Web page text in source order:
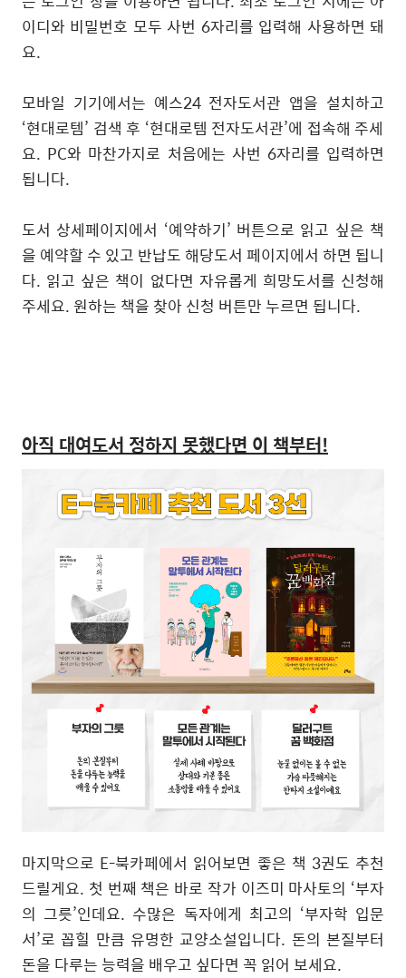
이디와 비밀번호 모두 사번 6자리를 입력해 사용하면 돼
요.
모바일 기기에서는 예스24 전자도서관 앱을 설치하고
‘현대로템’ 검색 후 ‘현대로템 전자도서관’에 접속해 주세
요. PC와 마찬가지로 처음에는 사번 6자리를 입력하면
됩니다.
도서 상세페이지에서 ‘예약하기’ 버튼으로 읽고 싶은 책
을 예약할 수 있고 반납도 해당도서 페이지에서 하면 됩니
다. 읽고 싶은 책이 없다면 자유롭게 희망도서를 신청해
주세요. 원하는 책을 찾아 신청 버튼만 누르면 됩니다.
아직 대여도서 정하지 못했다면 이 책부터!
마지막으로 E-북카페에서 읽어보면 좋은 책 3권도 추천
드릴게요. 첫 번째 책은 바로 작가 이즈미 마사토의 ‘부자
의 그릇’인데요. 수많은 독자에게 최고의 ‘부자학 입문
서’로 꼽힐 만큼 유명한 교양소설입니다. 돈의 본질부터
돈을 다루는 능력을 배우고 싶다면 꼭 읽어 보세요.